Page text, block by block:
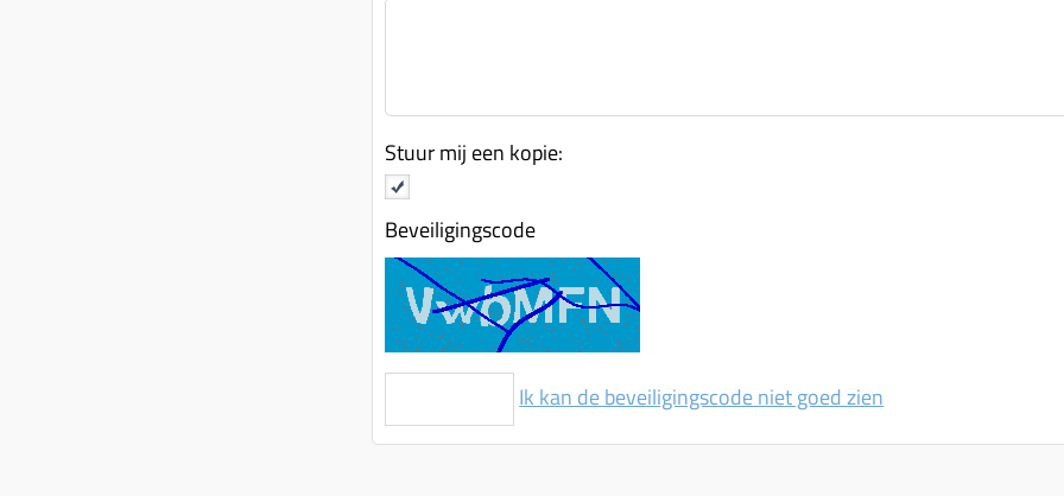
Stuur mij een kopie:
Beveiligingscode
Ik kan de beveiligingscode niet goed zien